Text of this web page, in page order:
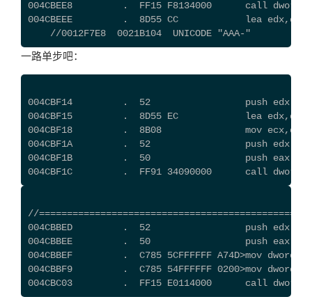
004CBEE8         .  FF15 F8134000      call
004CBEEE         .  8D55 CC            lea
//0012F7E8  0021B104  UNICODE "AAA-"
一路单步吧：
004CBF14         .  52                 push edx
004CBF15         .  8D55 EC            lea
004CBF18         .  8B08               mov
004CBF1A         .  52                 push edx
004CBF1B         .  50                 push eax
004CBF1C         .  FF91 34090000      call
//
004CBBED         .  52                 push edx
004CBBEE         .  50                 push eax
004CBBEF         .  C785 5CFFFFFF A74D>mov
004CBBF9         .  C785 54FFFFFF 0200>mov
004CBC03         .  FF15 E0114000      call dword